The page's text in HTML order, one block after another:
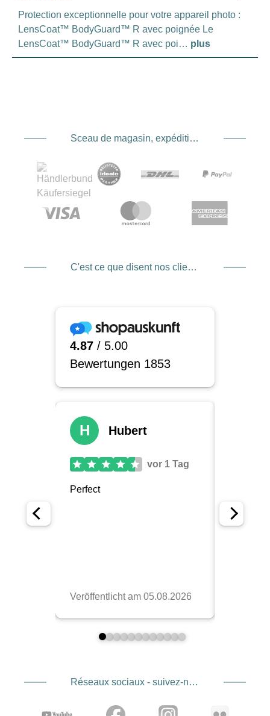
Protection exceptionnelle pour votre appareil photo :
LensCoat™ BodyGuard™ R avec poignée Le
LensCoat™ BodyGuard™ R avec poi… plus
Sceau de magasin, expédition et expédition. Prestataire de services de paiement
C'est ce que disent nos clients
Réseaux sociaux - suivez-nous